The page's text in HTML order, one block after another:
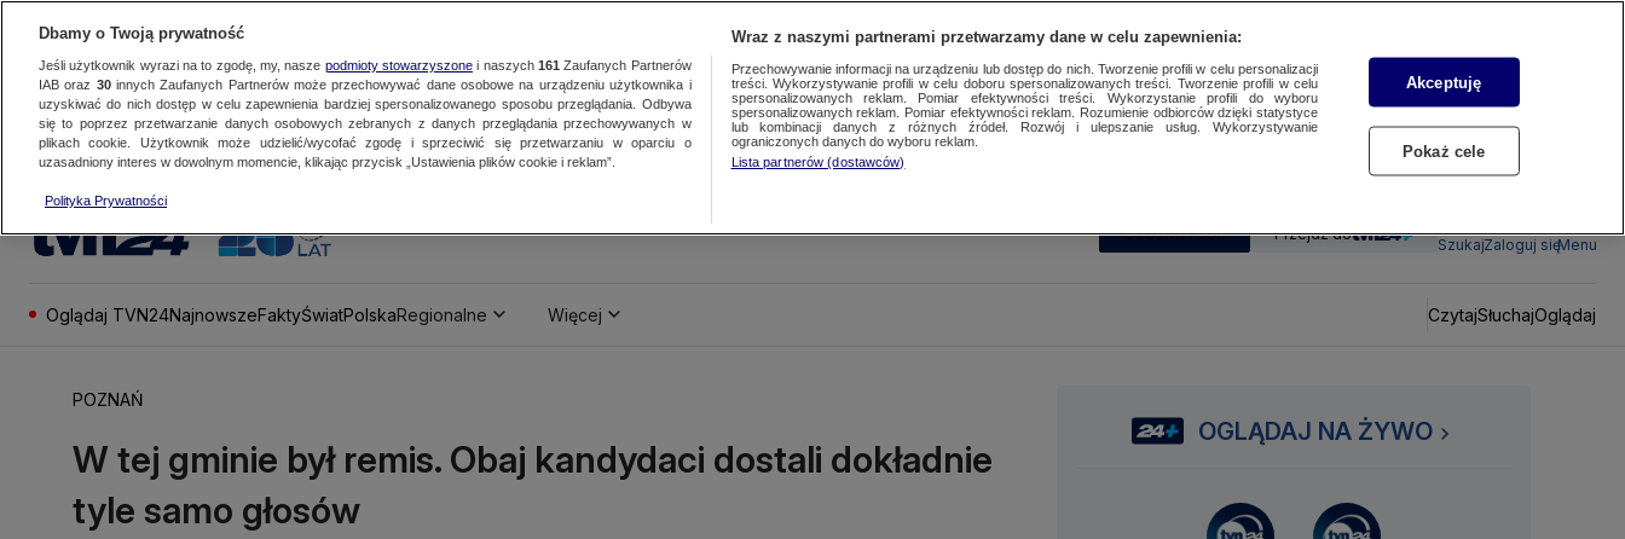
SUBSKRYBUJ Przejdź do
SzukajZaloguj sięMenu
Oglądaj TVN24NajnowszeFaktyŚwiatPolskaRegionalne Więcej CzytajSłuchajOglądaj
POZNAŃ
W tej gminie był remis. Obaj kandydaci dostali dokładnie
tyle samo głosów
OGLĄDAJ NA ŻYWO
Dbamy o Twoją prywatność
Jeśli użytkownik wyrazi na to zgodę, my, nasze podmioty stowarzyszonei naszych 161 Zaufanych Partnerów
IAB oraz 30innych Zaufanych Partnerów może przechowywać dane osobowe na urządzeniu użytkownika i
uzyskiwać do nich dostęp w celu zapewnienia bardziej spersonalizowanego sposobu przeglądania. Odbywa
się to poprzez przetwarzanie danych osobowych zebranych z danych przeglądania przechowywanych w
plikach cookie. Użytkownik może udzielić/wycofać zgodę i sprzeciwić się przetwarzaniu w oparciu o
uzasadniony interes w dowolnym momencie, klikając przycisk „Ustawienia plików cookie i reklam”.
Polityka Prywatności
Wraz z naszymi partnerami przetwarzamy dane w celu zapewnienia:
Przechowywanie informacji na urządzeniu lub dostęp do nich. Tworzenie profili w celu personalizacji
treści. Wykorzystywanie profili w celu doboru spersonalizowanych treści. Tworzenie profili w celu
spersonalizowanych reklam. Pomiar efektywności treści. Wykorzystanie profili do wyboru
spersonalizowanych reklam. Pomiar efektywności reklam. Rozumienie odbiorców dzięki statystyce
lub kombinacji danych z różnych źródeł. Rozwój i ulepszanie usług. Wykorzystywanie
ograniczonych danych do wyboru reklam.
Lista partnerów (dostawców)
Akceptuję
Pokaż cele